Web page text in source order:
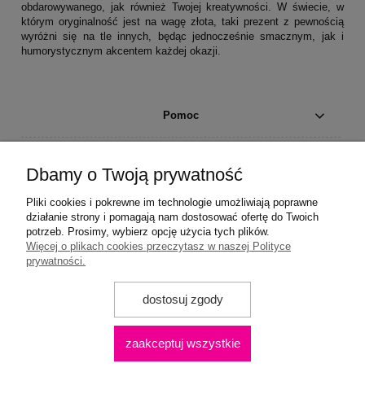
obdarowywanego, jak również Twojej kreatywności. W świecie, w
którym oryginalność jest na wagę złota, taki prezent z pewnością
wyróżni się na tle innych, będąc jednocześnie smacznym, jak i
humorystycznym akcentem każdej okazji.
Pomoc
Płatności i dostawa
Informacje
Praca
Dbamy o Twoją prywatność
Pliki cookies i pokrewne im technologie umożliwiają poprawne
działanie strony i pomagają nam dostosować ofertę do Twoich
potrzeb. Prosimy, wybierz opcję użycia tych plików.
Więcej o plikach cookies przeczytasz w naszej Polityce
prywatności.
dostosuj zgody
zaakceptuj wszystkie